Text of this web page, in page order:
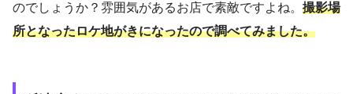
のでしょうか？雰囲気があるお店で素敵ですよね。 撮影場
所となったロケ地がきになったので調べてみました。